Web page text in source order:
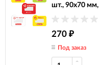
шт., 90х70 мм,
270 ₽
Под заказ